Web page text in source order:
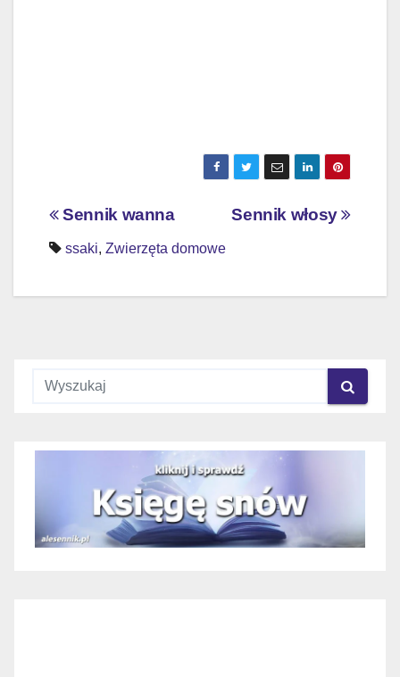
Nawigacja
wpisu
Sennik włosy
Sennik wanna
ssaki, Zwierzęta domowe